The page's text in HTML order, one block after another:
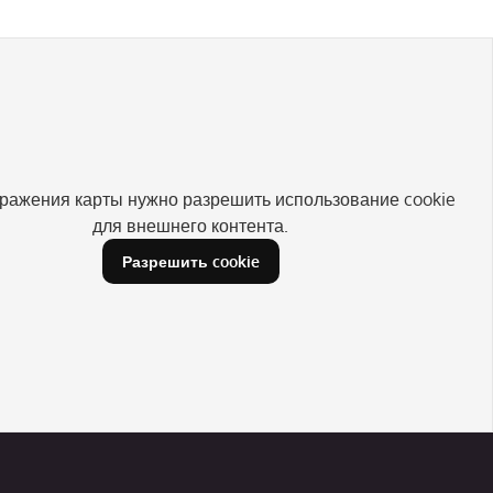
карты нужно разрешить использование cookie
для внешнего контента.
Разрешить cookie